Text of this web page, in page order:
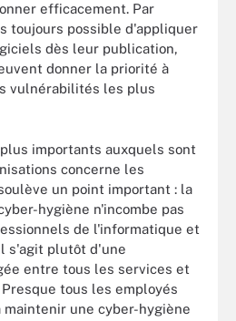
efficacement. Par
toujours possible d'appliquer
dès leur publication,
donner la priorité à
vulnérabilités les plus
importants auxquels sont
concerne les
un point important : la
hygiène n'incombe pas
de l'informatique et
s'agit plutôt d'une
entre tous les services et
tous les employés
une cyber-hygiène